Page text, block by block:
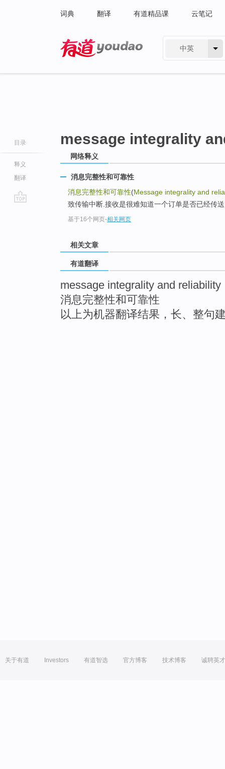
词典 翻译 有道精品课 云笔记
中英
目录
释义
翻译
message integrality
网络释义
消息完整性和可靠性
消息完整性和可靠性(Message integrality and
致传输中断.接收是很难知道一个订单是否已经传
基于16个网页-相关网页
相关文章
有道翻译
message integrality and reliability
消息完整性和可靠性
以上为机器翻译结果，长、整句
关于有道 Investors 有道智选 官方博客 技术博客 诚聘英才